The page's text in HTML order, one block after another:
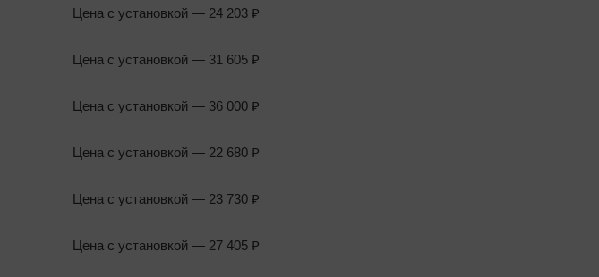
Цена с установкой — 24 203 ₽
Цена с установкой — 31 605 ₽
Цена с установкой — 36 000 ₽
Цена с установкой — 22 680 ₽
Цена с установкой — 23 730 ₽
Цена с установкой — 27 405 ₽